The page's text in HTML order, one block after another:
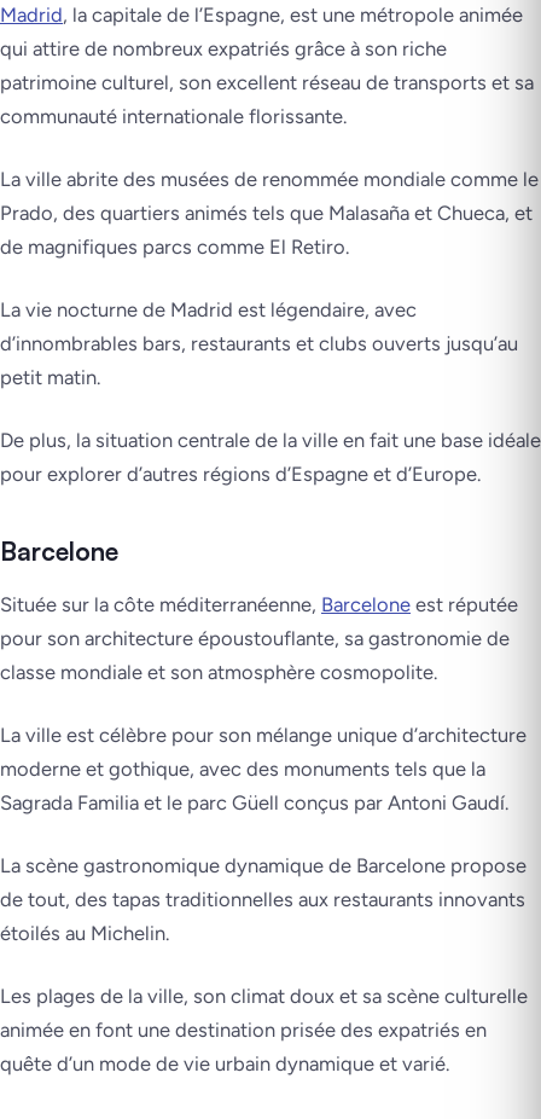
Madrid, la capitale de l’Espagne, est une métropole animée
qui attire de nombreux expatriés grâce à son riche
patrimoine culturel, son excellent réseau de transports et sa
communauté internationale florissante.
La ville abrite des musées de renommée mondiale comme le
Prado, des quartiers animés tels que Malasaña et Chueca, et
de magnifiques parcs comme El Retiro.
La vie nocturne de Madrid est légendaire, avec
d’innombrables bars, restaurants et clubs ouverts jusqu’au
petit matin.
De plus, la situation centrale de la ville en fait une base idéale
pour explorer d’autres régions d’Espagne et d’Europe.
Barcelone
Située sur la côte méditerranéenne, Barcelone est réputée
pour son architecture époustouflante, sa gastronomie de
classe mondiale et son atmosphère cosmopolite.
La ville est célèbre pour son mélange unique d’architecture
moderne et gothique, avec des monuments tels que la
Sagrada Familia et le parc Güell conçus par Antoni Gaudí.
La scène gastronomique dynamique de Barcelone propose
de tout, des tapas traditionnelles aux restaurants innovants
étoilés au Michelin.
Les plages de la ville, son climat doux et sa scène culturelle
animée en font une destination prisée des expatriés en
quête d’un mode de vie urbain dynamique et varié.